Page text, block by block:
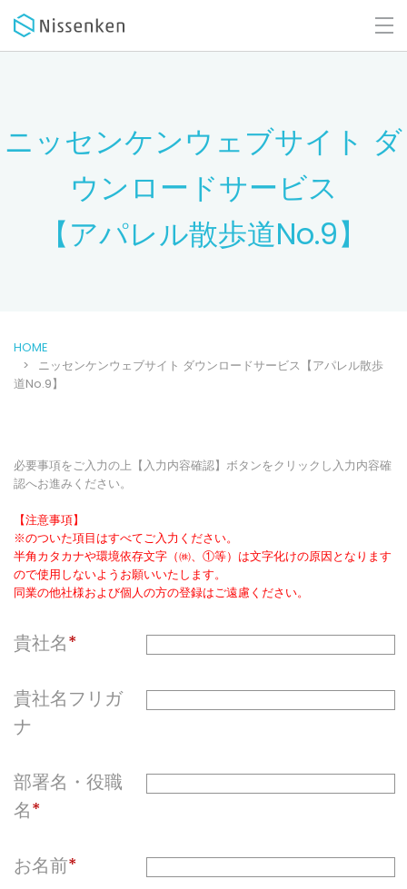
ニッセンケンウェブサイト ダ
ウンロードサービス
【アパレル散歩道No.9】
HOME
ニッセンケンウェブサイト ダウンロードサービス【アパレル散歩
道No.9】
必要事項をご入力の上【入力内容確認】ボタンをクリックし入力内容確
認へお進みください。
【注意事項】
※のついた項目はすべてご入力ください。
半角カタカナや環境依存文字（㈱、①等）は文字化けの原因となります
ので使用しないようお願いいたします。
同業の他社様および個人の方の登録はご遠慮ください。
貴社名
貴社名フリガ
ナ
部署名・役職
名
お名前